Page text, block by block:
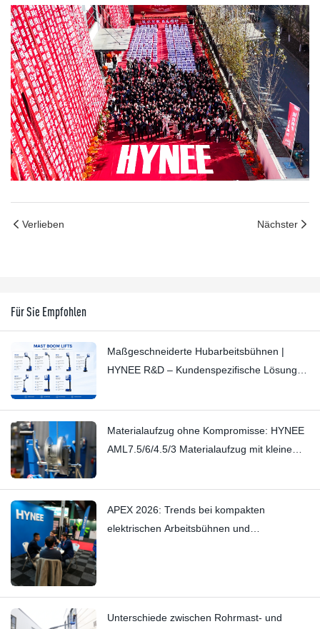
Verlieben Nächster
Für Sie Empfohlen
Maßgeschneiderte Hubarbeitsbühnen |
HYNEE R&D – Kundenspezifische Lösungen
Materialaufzug ohne Kompromisse: HYNEE
AML7.5/6/4.5/3 Materialaufzug mit kleinem
Präzision
APEX 2026: Trends bei kompakten
elektrischen Arbeitsbühnen und
Unterschiede zwischen Rohrmast- und